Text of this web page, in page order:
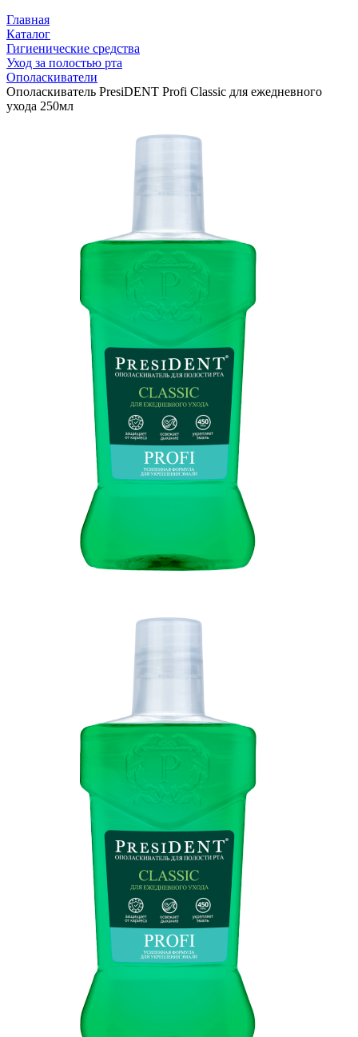
Главная
Каталог
Гигиенические средства
Уход за полостью рта
Ополаскиватели
Ополаскиватель PresiDENT Profi Classic для ежедневного
ухода 250мл